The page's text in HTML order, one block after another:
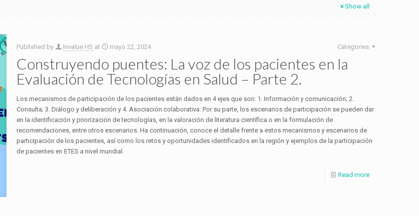
Show all
Published by Invalue HS at mayo 22, 2024 Categories
Construyendo puentes: La voz de los pacientes en la
Evaluación de Tecnologías en Salud – Parte 2.
Los mecanismos de participación de los pacientes están dados en 4 ejes que son: 1. Información y comunicación; 2.
Consulta; 3. Diálogo y deliberación y 4. Asociación colaborativa. Por su parte, los escenarios de participación se pueden dar
en la identificación y priorización de tecnologías, en la valoración de literatura científica o en la formulación de
recomendaciones, entre otros escenarios. Ha continuación, conoce el detalle frente a estos mecanismos y escenarios de
participación de los pacientes, así como los retos y oportunidades identificados en la región y ejemplos de la participación
de pacientes en ETES a nivel mundial.
Read more